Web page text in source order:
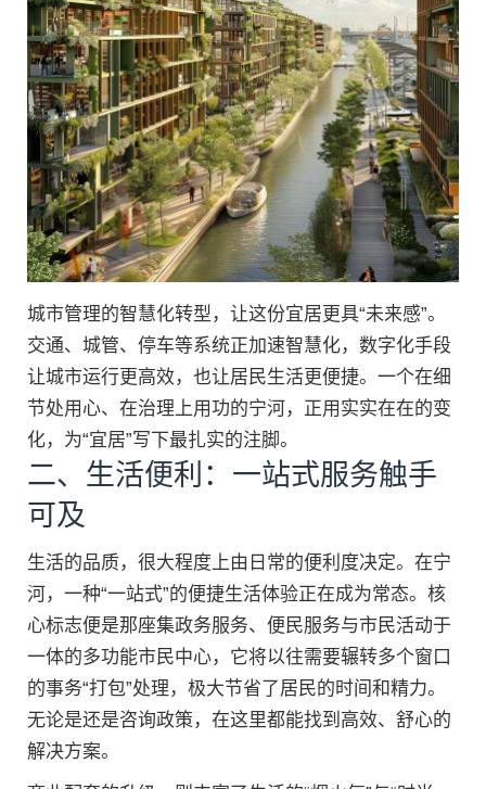
城市管理的智慧化转型，让这份宜居更具“未来感”。
交通、城管、停车等系统正加速智慧化，数字化手段
让城市运行更高效，也让居民生活更便捷。一个在细
节处用心、在治理上用功的宁河，正用实实在在的变
化，为“宜居”写下最扎实的注脚。
二、生活便利：一站式服务触手
可及
生活的品质，很大程度上由日常的便利度决定。在宁
河，一种“一站式”的便捷生活体验正在成为常态。核
心标志便是那座集政务服务、便民服务与市民活动于
一体的多功能市民中心，它将以往需要辗转多个窗口
的事务“打包”处理，极大节省了居民的时间和精力。
无论是还是咨询政策，在这里都能找到高效、舒心的
解决方案。